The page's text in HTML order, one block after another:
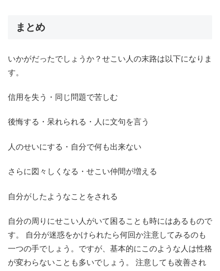
まとめ
いかがだったでしょうか？せこい人の末路は以下になりま
す。
信用を失う・同じ問題で苦しむ
後悔する・呆れられる・人に文句を言う
人のせいにする・自分で何も出来ない
さらに図々しくなる・せこい仲間が増える
自分がしたようなことをされる
自分の周りにせこい人がいて困ることも時にはあるもので
す。 自分が迷惑をかけられたら何回か注意してみるのも
一つの手でしょう。ですが、基本的にこのような人は性格
が変わらないことも多いでしょう。 注意しても改善され